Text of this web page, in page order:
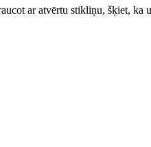
ar atvērtu stikliņu, šķiet, ka